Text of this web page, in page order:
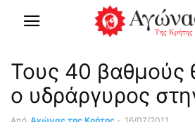
Τους 40 βαθμούς
ο υδράργυρος